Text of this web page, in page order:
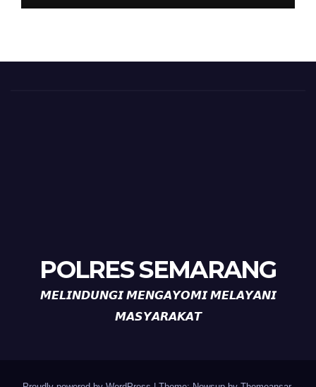
POLRES SEMARANG
𝙈𝙀𝙇𝙄𝙉𝘿𝙐𝙉𝙂𝙄 𝙈𝙀𝙉𝙂𝘼𝙔𝙊𝙈𝙄 𝙈𝙀𝙇𝘼𝙔𝘼𝙉𝙄
𝙈𝘼𝙎𝙔𝘼𝙍𝘼𝙆𝘼𝙏